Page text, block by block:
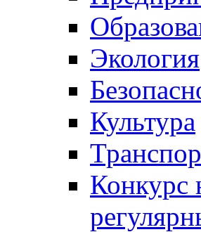
Экология
Культура
Конкурс